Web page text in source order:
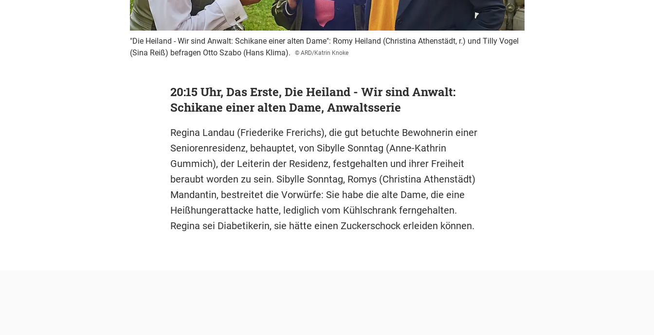
"Die Heiland - Wir sind Anwalt: Schikane einer alten Dame": Romy Heiland (Christina Athenstädt, r.) und Tilly Vogel
(Sina Reiß) befragen Otto Szabo (Hans Klima).
© ARD/Katrin Knoke
20:15 Uhr, Das Erste, Die Heiland - Wir sind Anwalt:
Schikane einer alten Dame, Anwaltsserie
Regina Landau (Friederike Frerichs), die gut betuchte Bewohnerin einer
Seniorenresidenz, behauptet, von Sibylle Sonntag (Anne-Kathrin
Gummich), der Leiterin der Residenz, festgehalten und ihrer Freiheit
beraubt worden zu sein. Sibylle Sonntag, Romys (Christina Athenstädt)
Mandantin, bestreitet die Vorwürfe: Sie habe die alte Dame, die eine
Heißhungerattacke hatte, lediglich vom Kühlschrank ferngehalten.
Regina sei Diabetikerin, sie hätte einen Zuckerschock erleiden können.